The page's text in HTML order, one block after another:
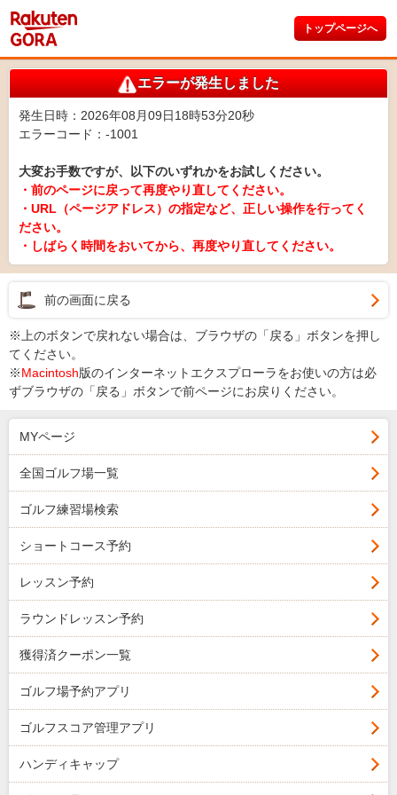
トップページへ
エラーが発生しました
発生日時：2026年08月09日18時53分20秒
エラーコード：-1001
大変お手数ですが、以下のいずれかをお試しください。
・前のページに戻って再度やり直してください。
・URL（ページアドレス）の指定など、正しい操作を行ってく
ださい。
・しばらく時間をおいてから、再度やり直してください。
前の画面に戻る
※上のボタンで戻れない場合は、ブラウザの「戻る」ボタンを押し
てください。
※Macintosh版のインターネットエクスプローラをお使いの方は必
ずブラウザの「戻る」ボタンで前ページにお戻りください。
MYページ
全国ゴルフ場一覧
ゴルフ練習場検索
ショートコース予約
レッスン予約
ラウンドレッスン予約
獲得済クーポン一覧
ゴルフ場予約アプリ
ゴルフスコア管理アプリ
ハンディキャップ